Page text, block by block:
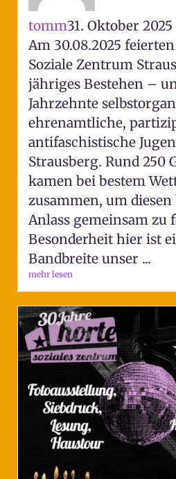
tomm31. Oktober 2025
Am 30.08.2025
Soziale Zentrum
jähriges Bestehen –
Jahrzehnte
ehrenamtliche,
antifaschistische
Strausberg. Rund 250
kamen bei bestem
zusammen, um diesen
Anlass gemeinsam zu
Besonderheit hier ist
Bandbreite unser ...
mehr lesen